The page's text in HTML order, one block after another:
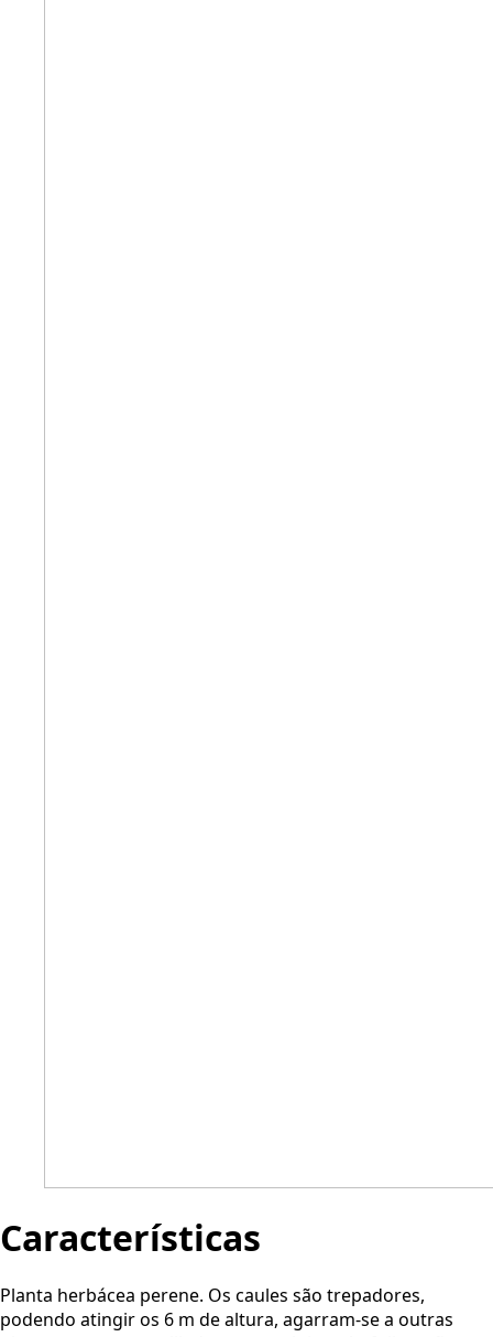
Características
Planta herbácea perene. Os caules são trepadores,
podendo atingir os 6 m de altura, agarram-se a outras